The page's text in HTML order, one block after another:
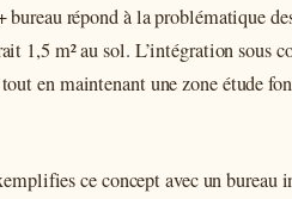
bureau répond à la problématique
1,5 m² au sol. L’intégration sous
en maintenant une zone étude
ce concept avec un bureau